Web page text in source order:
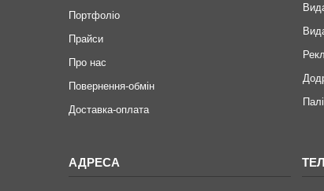
Портфоліо
Прайси
Про нас
Повернення-обмін
Доставка-оплата